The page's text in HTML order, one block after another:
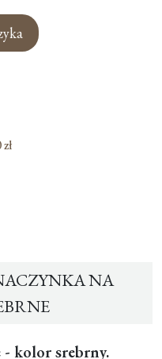
NA
- kolor srebrny.